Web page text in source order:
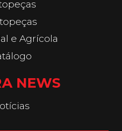
e Agrícola
NEWS